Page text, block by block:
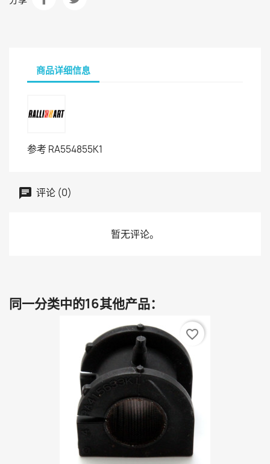
商品详细信息
参考 RA554855K1
评论 (0)
暂无评论。
同一分类中的16其他产品：
favorite_border